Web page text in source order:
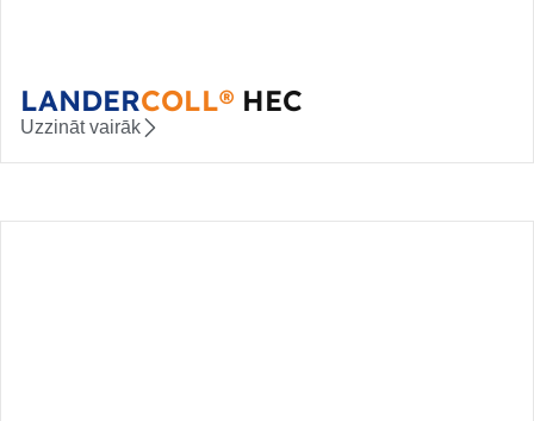
LANDERCOLL® HEC
Uzzināt vairāk